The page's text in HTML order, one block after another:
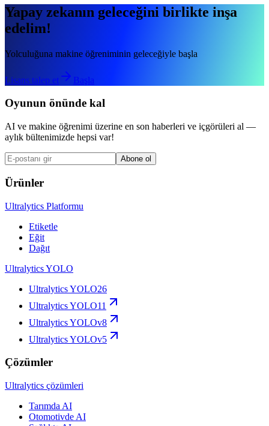
Yapay zekanın geleceğini birlikte inşa
edelim!
Yolculuğuna makine öğreniminin geleceğiyle başla
Lisans talep et Başla
Oyunun önünde kal
AI ve makine öğrenimi üzerine en son haberleri ve içgörüleri al —
aylık bültenimizde hepsi var!
Abone ol
Ürünler
Ultralytics Platformu
Etiketle
Eğit
Dağıt
Ultralytics YOLO
Ultralytics YOLO26
Ultralytics YOLO11
Ultralytics YOLOv8
Ultralytics YOLOv5
Çözümler
Ultralytics çözümleri
Tarımda AI
Otomotivde AI